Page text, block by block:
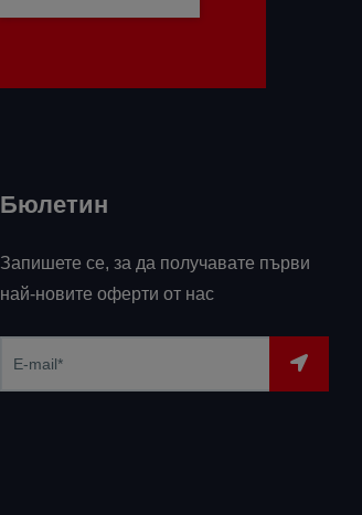
Бюлетин
Запишете се, за да получавате първи
най-новите оферти от нас